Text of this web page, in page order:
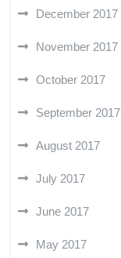
December 2017
November 2017
October 2017
September 2017
August 2017
July 2017
June 2017
May 2017